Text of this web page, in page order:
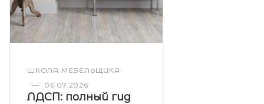
ШКОЛА МЕБЕЛЬЩИКА
—
06.07.2026
ЛДСП: полный гид